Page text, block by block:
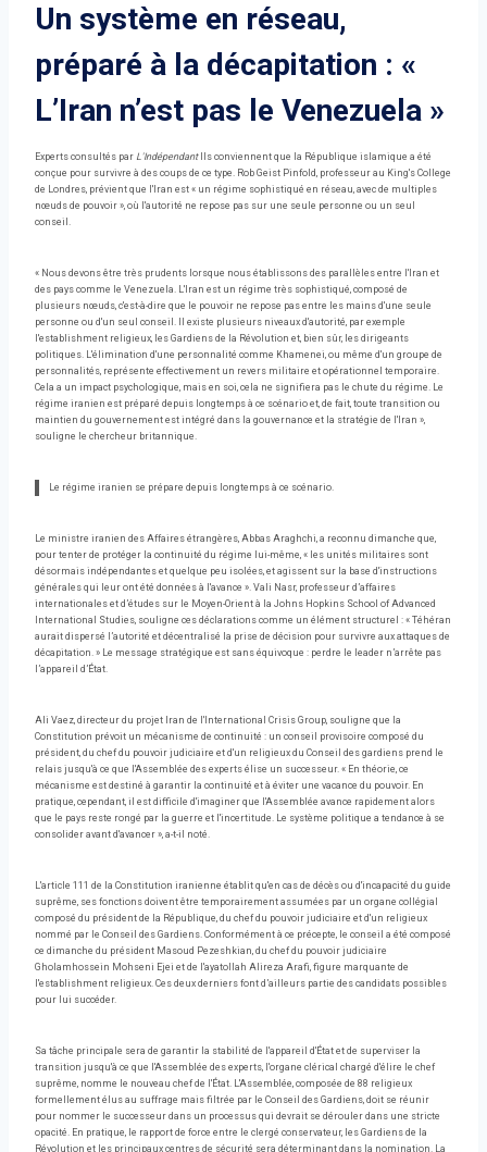
Un système en réseau,
préparé à la décapitation : «
L’Iran n’est pas le Venezuela »
Experts consultés par L'IndépendantIls conviennent que la République islamique a été
conçue pour survivre à des coups de ce type. Rob Geist Pinfold, professeur au King's College
de Londres, prévient que l'Iran est « un régime sophistiqué en réseau, avec de multiples
nœuds de pouvoir », où l'autorité ne repose pas sur une seule personne ou un seul
conseil.
« Nous devons être très prudents lorsque nous établissons des parallèles entre l'Iran et
des pays comme le Venezuela. L'Iran est un régime très sophistiqué, composé de
plusieurs nœuds, c'est-à-dire que le pouvoir ne repose pas entre les mains d'une seule
personne ou d'un seul conseil. Il existe plusieurs niveaux d'autorité, par exemple
l'establishment religieux, les Gardiens de la Révolution et, bien sûr, les dirigeants
politiques. L'élimination d'une personnalité comme Khamenei, ou même d'un groupe de
personnalités, représente effectivement un revers militaire et opérationnel temporaire.
Cela a un impact psychologique, mais en soi, cela ne signifiera pas le chute du régime. Le
régime iranien est préparé depuis longtemps à ce scénario et, de fait, toute transition ou
maintien du gouvernement est intégré dans la gouvernance et la stratégie de l'Iran »,
souligne le chercheur britannique.
Le régime iranien se prépare depuis longtemps à ce scénario.
Le ministre iranien des Affaires étrangères, Abbas Araghchi, a reconnu dimanche que,
pour tenter de protéger la continuité du régime lui-même, « les unités militaires sont
désormais indépendantes et quelque peu isolées, et agissent sur la base d'instructions
générales qui leur ont été données à l'avance ». Vali Nasr, professeur d’affaires
internationales et d’études sur le Moyen-Orient à la Johns Hopkins School of Advanced
International Studies, souligne ces déclarations comme un élément structurel : « Téhéran
aurait dispersé l’autorité et décentralisé la prise de décision pour survivre aux attaques de
décapitation. » Le message stratégique est sans équivoque : perdre le leader n’arrête pas
l’appareil d’État.
Ali Vaez, directeur du projet Iran de l'International Crisis Group, souligne que la
Constitution prévoit un mécanisme de continuité : un conseil provisoire composé du
président, du chef du pouvoir judiciaire et d'un religieux du Conseil des gardiens prend le
relais jusqu'à ce que l'Assemblée des experts élise un successeur. « En théorie, ce
mécanisme est destiné à garantir la continuité et à éviter une vacance du pouvoir. En
pratique, cependant, il est difficile d'imaginer que l'Assemblée avance rapidement alors
que le pays reste rongé par la guerre et l'incertitude. Le système politique a tendance à se
consolider avant d'avancer », a-t-il noté.
L'article 111 de la Constitution iranienne établit qu'en cas de décès ou d'incapacité du guide
suprême, ses fonctions doivent être temporairement assumées par un organe collégial
composé du président de la République, du chef du pouvoir judiciaire et d'un religieux
nommé par le Conseil des Gardiens. Conformément à ce précepte, le conseil a été composé
ce dimanche du président Masoud Pezeshkian, du chef du pouvoir judiciaire
Gholamhossein Mohseni Ejei et de l'ayatollah Alireza Arafi, figure marquante de
l'establishment religieux. Ces deux derniers font d’ailleurs partie des candidats possibles
pour lui succéder.
Sa tâche principale sera de garantir la stabilité de l'appareil d'État et de superviser la
transition jusqu'à ce que l'Assemblée des experts, l'organe clérical chargé d'élire le chef
suprême, nomme le nouveau chef de l'État. L'Assemblée, composée de 88 religieux
formellement élus au suffrage mais filtrée par le Conseil des Gardiens, doit se réunir
pour nommer le successeur dans un processus qui devrait se dérouler dans une stricte
opacité. En pratique, le rapport de force entre le clergé conservateur, les Gardiens de la
Révolution et les principaux centres de sécurité sera déterminant dans la nomination. La